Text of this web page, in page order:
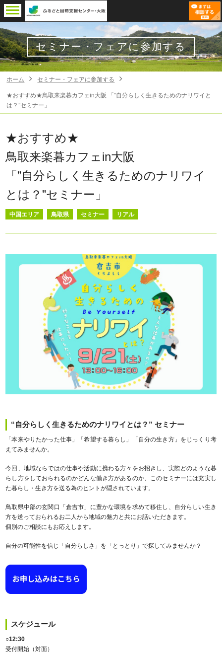
セミナー・フェアに参加する
ホーム セミナー・フェアに参加する
★おすすめ★鳥取来楽暮カフェin大阪 「”自分らしく生きるためのナリワイと
は？”セミナー」
★おすすめ★
鳥取来楽暮カフェin大阪
「”自分らしく生きるためのナリワイ
とは？”セミナー」
中国エリア 鳥取県 セミナー リアル
“自分らしく生きるためのナリワイとは？” セミナー
「本来やりたかった仕事」「希望する暮らし」「自分の生き方」をじっくり考
えてみませんか。
今回、地域ならではの仕事や活動に携わる方々をお招きし、実際どのような暮
らし方をしておられるのかどんな働き方があるのか、このセミナーには充実し
た暮らし・生き方を送る為のヒントが隠されています。
鳥取県中部の玄関口「倉吉市」に豊かな環境を求めて移住し、自分らしい生き
方を送っておられるお二人から地域の魅力と共にお話いただきます。
個別のご相談にもお応えします。
自分の可能性を信じ「自分らしさ」を「とっとり」で探してみませんか？
スケジュール
○12:30
受付開始（対面）